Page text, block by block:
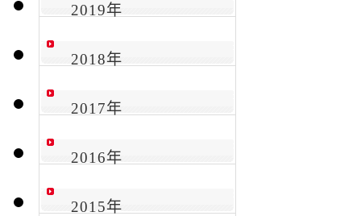
2019年
2018年
2017年
2016年
2015年